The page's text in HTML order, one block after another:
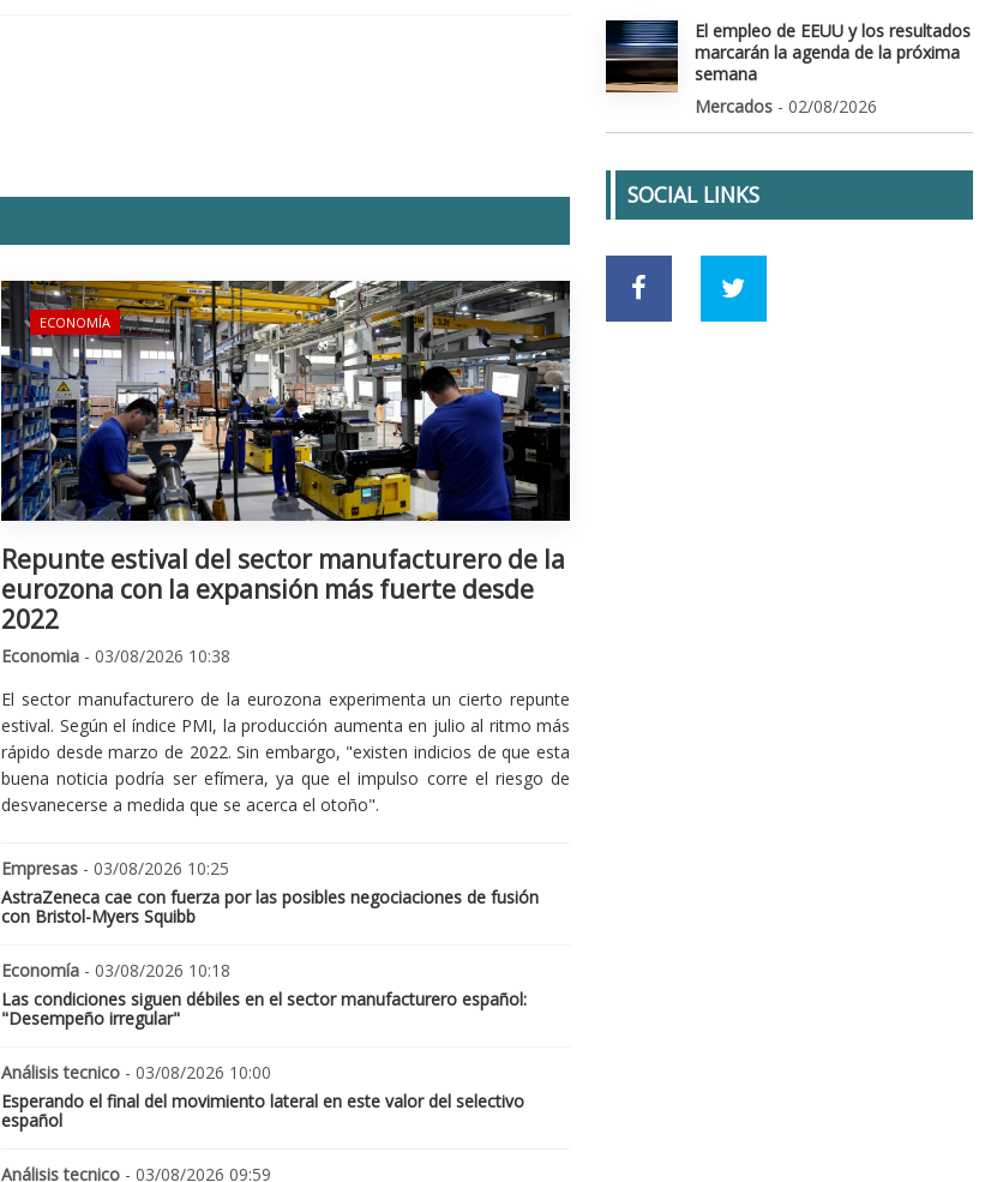
ECONOMÍA
Repunte estival del sector manufacturero de la
eurozona con la expansión más fuerte desde
2022
Economia - 03/08/2026 10:38
El sector manufacturero de la eurozona experimenta un cierto repunte
estival. Según el índice PMI, la producción aumenta en julio al ritmo más
rápido desde marzo de 2022. Sin embargo, "existen indicios de que esta
buena noticia podría ser efímera, ya que el impulso corre el riesgo de
desvanecerse a medida que se acerca el otoño".
Empresas - 03/08/2026 10:25
AstraZeneca cae con fuerza por las posibles negociaciones de fusión
con Bristol-Myers Squibb
Economía - 03/08/2026 10:18
Las condiciones siguen débiles en el sector manufacturero español:
"Desempeño irregular"
Análisis tecnico - 03/08/2026 10:00
Esperando el final del movimiento lateral en este valor del selectivo
español
Análisis tecnico - 03/08/2026 09:59
El empleo de EEUU y los resultados
marcarán la agenda de la próxima
semana
Mercados - 02/08/2026
SOCIAL LINKS